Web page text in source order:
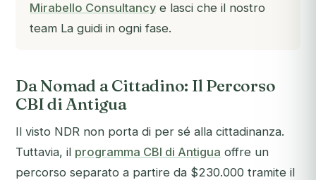
Mirabello Consultancy e lasci che il nostro
team La guidi in ogni fase.
Da Nomad a Cittadino: Il Percorso
CBI di Antigua
Il visto NDR non porta di per sé alla cittadinanza.
Tuttavia, il programma CBI di Antigua offre un
percorso separato a partire da $230.000 tramite il